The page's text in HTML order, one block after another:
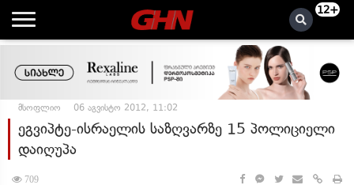
12+
მსოფლიო 06 აგვისტო 2012, 11:02
ეგვიპტე-ისრაელის საზღვარზე 15 პოლიციელი
დაიღუპა
709